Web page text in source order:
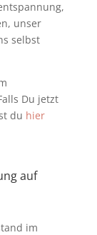
unser
selbst
Du jetzt
du hier
auf
im